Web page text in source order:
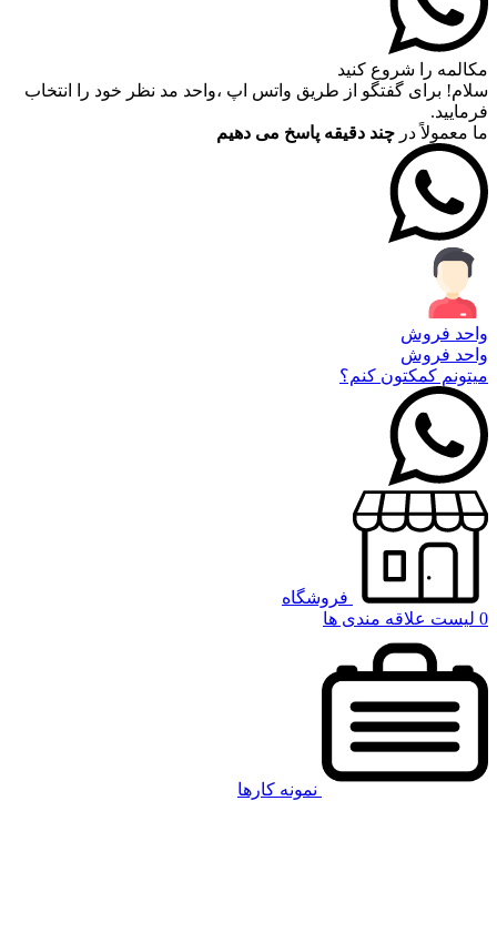
مکالمه را شروع کنید
سلام! برای گفتگو از طریق واتس اپ ،واحد مد نظر خود را انتخاب
فرمایید.
ما معمولاً در چند دقیقه پاسخ می دهیم
واحد فروش
واحد فروش
میتونم کمکتون کنم؟
فروشگاه
0 لیست علاقه مندی ها
نمونه کارها